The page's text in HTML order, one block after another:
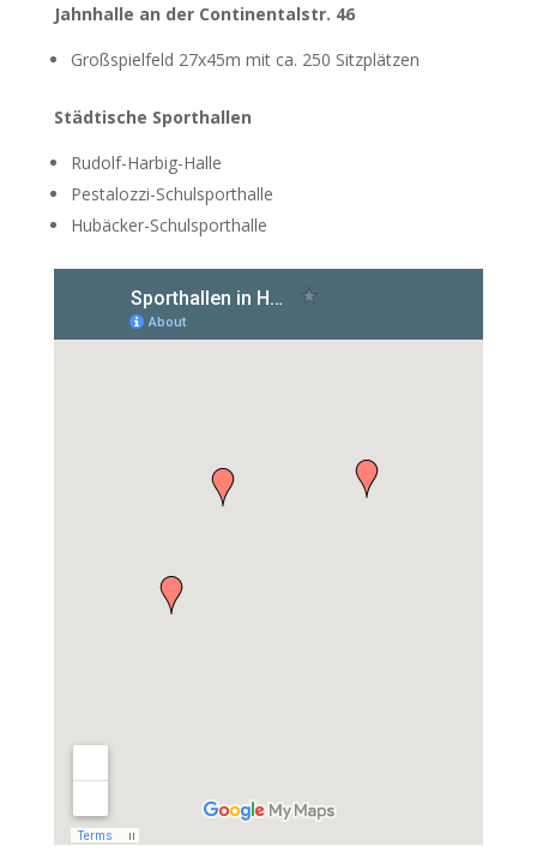
Jahnhalle an der Continentalstr. 46
Großspielfeld 27x45m mit ca. 250 Sitzplätzen
Städtische Sporthallen
Rudolf-Harbig-Halle
Pestalozzi-Schulsporthalle
Hubäcker-Schulsporthalle